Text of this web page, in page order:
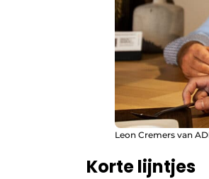
Leon Cremers van
Korte lijntjes